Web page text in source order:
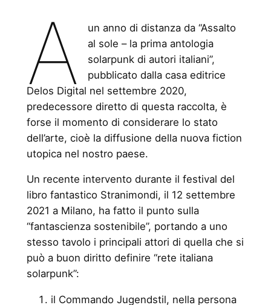
A
un anno di distanza da “Assalto
al sole – la prima antologia
solarpunk di autori italiani”,
pubblicato dalla casa editrice
Delos Digital nel settembre 2020,
predecessore diretto di questa raccolta, è
forse il momento di considerare lo stato
dell’arte, cioè la diffusione della nuova fiction
utopica nel nostro paese.
Un recente intervento durante il festival del
libro fantastico Stranimondi, il 12 settembre
2021 a Milano, ha fatto il punto sulla
“fantascienza sostenibile”, portando a uno
stesso tavolo i principali attori di quella che si
può a buon diritto definire “rete italiana
solarpunk”:
il Commando Jugendstil, nella persona